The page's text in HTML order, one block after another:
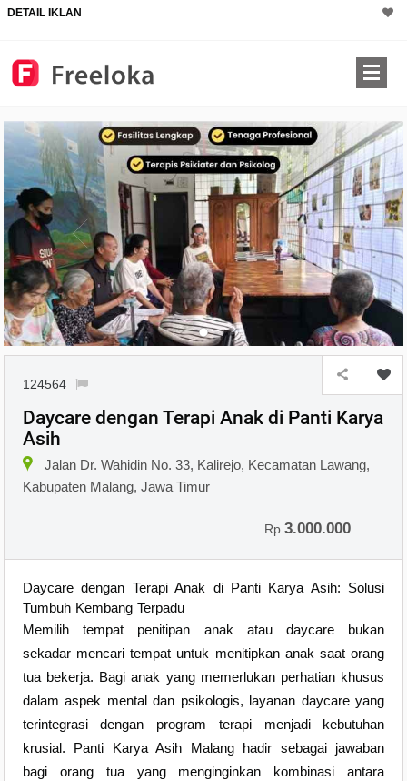
DETAIL IKLAN
124564
Daycare dengan Terapi Anak di Panti Karya
Asih
Jalan Dr. Wahidin No. 33, Kalirejo, Kecamatan Lawang,
Kabupaten Malang, Jawa Timur
Rp3.000.000
Daycare dengan Terapi Anak di Panti Karya Asih: Solusi
Tumbuh Kembang Terpadu
Memilih tempat penitipan anak atau daycare bukan
sekadar mencari tempat untuk menitipkan anak saat orang
tua bekerja. Bagi anak yang memerlukan perhatian khusus
dalam aspek mental dan psikologis, layanan daycare yang
terintegrasi dengan program terapi menjadi kebutuhan
krusial. Panti Karya Asih Malang hadir sebagai jawaban
bagi orang tua yang menginginkan kombinasi antara